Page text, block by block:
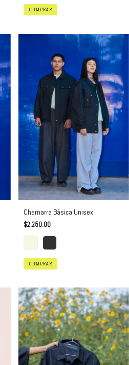
COMPRAR
Chamarra Básica Unisex
$2,250.00
COMPRAR